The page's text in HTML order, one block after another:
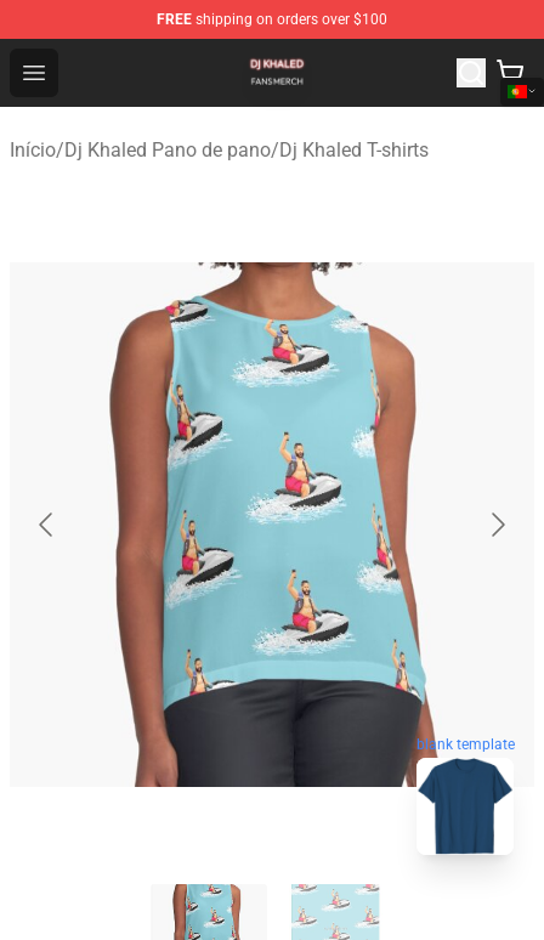
FREE shipping on orders over $100
Open menu
Dj Khaled Shop - Official Dj Khaled Merchandise Store
Início/Dj Khaled Pano de pano/Dj Khaled T-shirts
blank template